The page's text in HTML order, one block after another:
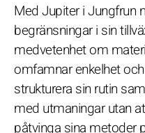
Med Jupiter i Jungfrun
begränsningar i sin
medvetenhet om
omfamnar enkelhet
strukturera sin rutin
med utmaningar utan
påtvinga sina metoder